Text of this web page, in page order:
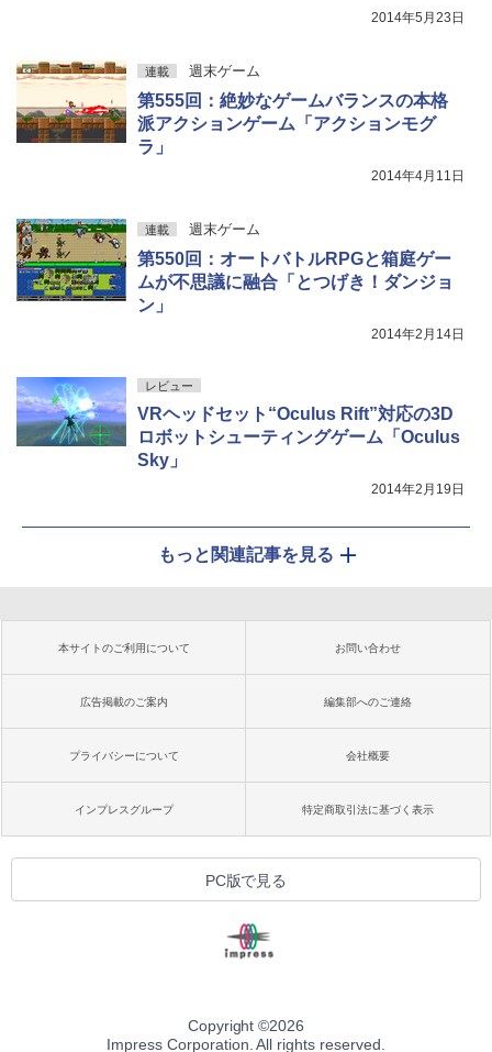
2014年5月23日
連載 週末ゲーム
第555回：絶妙なゲームバランスの本格
派アクションゲーム「アクションモグ
ラ」
2014年4月11日
連載 週末ゲーム
第550回：オートバトルRPGと箱庭ゲー
ムが不思議に融合「とつげき！ダンジョ
ン」
2014年2月14日
レビュー
VRヘッドセット“Oculus Rift”対応の3D
ロボットシューティングゲーム「Oculus
Sky」
2014年2月19日
もっと関連記事を見る
本サイトのご利用について お問い合わせ
広告掲載のご案内 編集部へのご連絡
プライバシーについて 会社概要
インプレスグループ 特定商取引法に基づく表示
PC版で見る
Copyright ©2026
Impress Corporation. All rights reserved.